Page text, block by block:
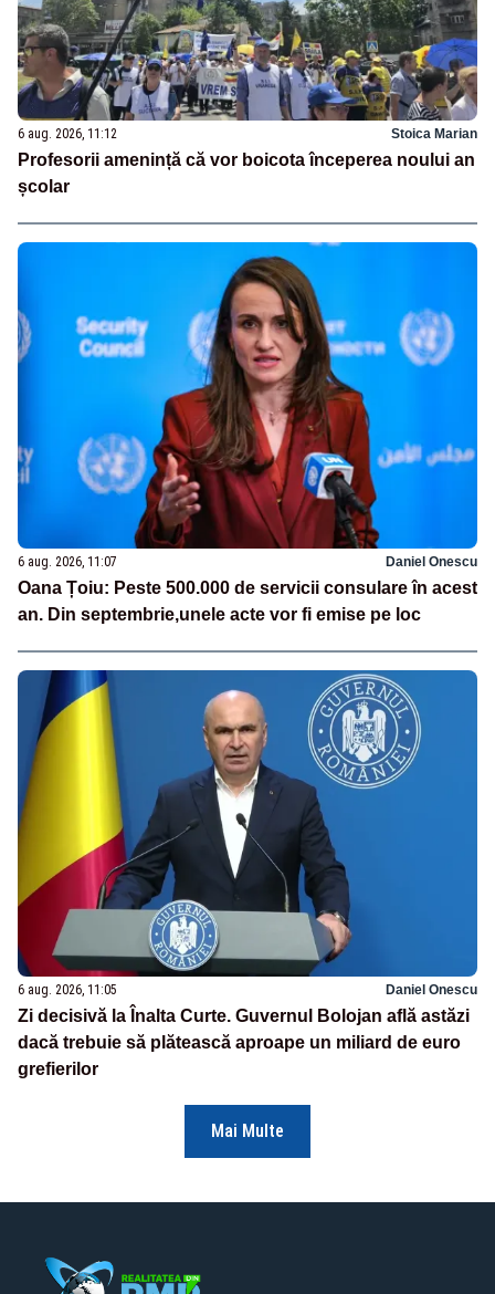
6 aug. 2026, 11:12 Stoica Marian
Profesorii amenință că vor boicota începerea noului an
școlar
6 aug. 2026, 11:07 Daniel Onescu
Oana Țoiu: Peste 500.000 de servicii consulare în acest
an. Din septembrie,unele acte vor fi emise pe loc
6 aug. 2026, 11:05 Daniel Onescu
Zi decisivă la Înalta Curte. Guvernul Bolojan află astăzi
dacă trebuie să plătească aproape un miliard de euro
grefierilor
Mai Multe